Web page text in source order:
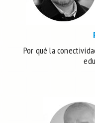
Por qué la